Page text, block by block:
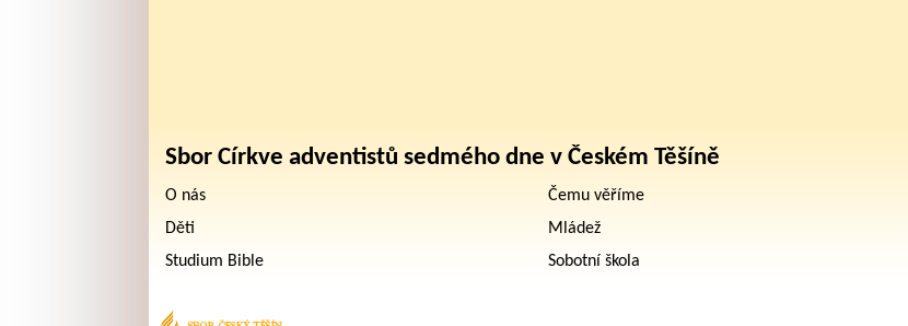
Sbor Církve adventistů sedmého dne v Českém Těšíně
O nás Čemu věříme
Děti
Mládež
Studium Bible
Sobotní škola